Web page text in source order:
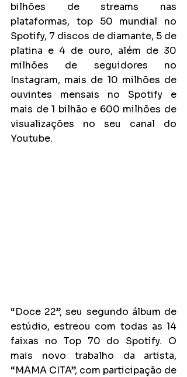
bilhões de streams nas
plataformas, top 50 mundial no
Spotify, 7 discos de diamante, 5 de
platina e 4 de ouro, além de 30
milhões de seguidores no
Instagram, mais de 10 milhões de
ouvintes mensais no Spotify e
mais de 1 bilhão e 600 milhões de
visualizações no seu canal do
Youtube.
“Doce 22”, seu segundo álbum de
estúdio, estreou com todas as 14
faixas no Top 70 do Spotify. O
mais novo trabalho da artista,
“MAMA CITA”, com participação de